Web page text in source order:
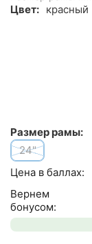
Цвет: красный
Размер рамы:
24"
Цена в баллах:
Вернем
бонусом: